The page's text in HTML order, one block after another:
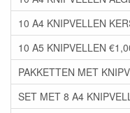
10 A4 KNIPVELLEN
10 A5 KNIPVELLEN
PAKKETTEN MET
SET MET 8 A4